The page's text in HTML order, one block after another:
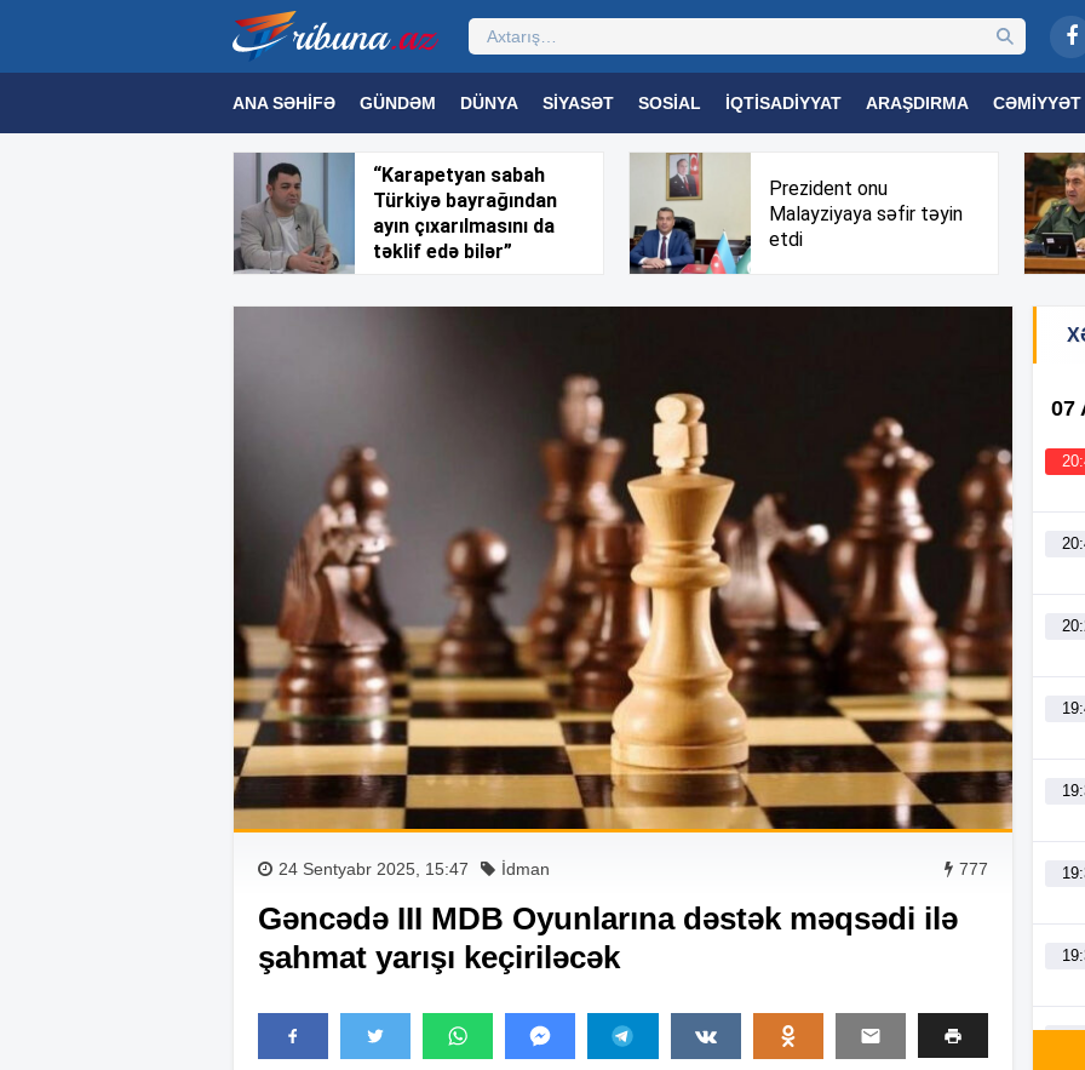
ANA SƏHIFƏ GÜNDƏM DÜNYA SIYASƏT SOSIAL İQTISADIYYAT ARAŞDIRMA CƏMIYYƏT
MƏDƏNIYYƏT MAQAZIN TEXNOLOGIYA TƏHSIL TRIBUNA TV
“Karapetyan sabah
Türkiyə bayrağından
ayın çıxarılmasını da
təklif edə bilər”
Prezident onu
Malayziyaya səfir təyin
etdi
24 Sentyabr 2025, 15:47 İdman 777
Gəncədə III MDB Oyunlarına dəstək məqsədi ilə
şahmat yarışı keçiriləcək
07